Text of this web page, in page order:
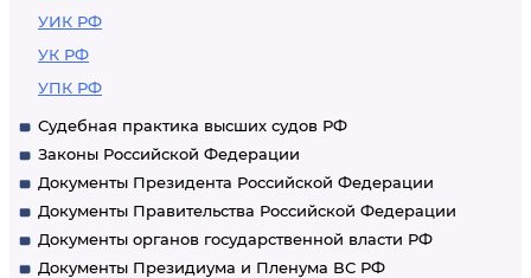
УИК РФ
УК РФ
УПК РФ
Судебная практика высших судов РФ
Законы Российской Федерации
Документы Президента Российской Федерации
Документы Правительства Российской Федерации
Документы органов государственной власти РФ
Документы Президиума и Пленума ВС РФ